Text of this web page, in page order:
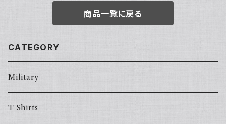
商品一覧に戻る
CATEGORY
Military
T Shirts